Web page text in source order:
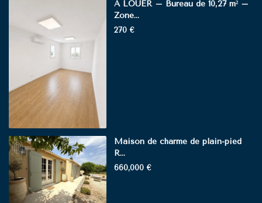
À LOUER – Bureau de 10,27 m² –
Zone...
270 €
Maison de charme de plain-pied
R...
660,000 €